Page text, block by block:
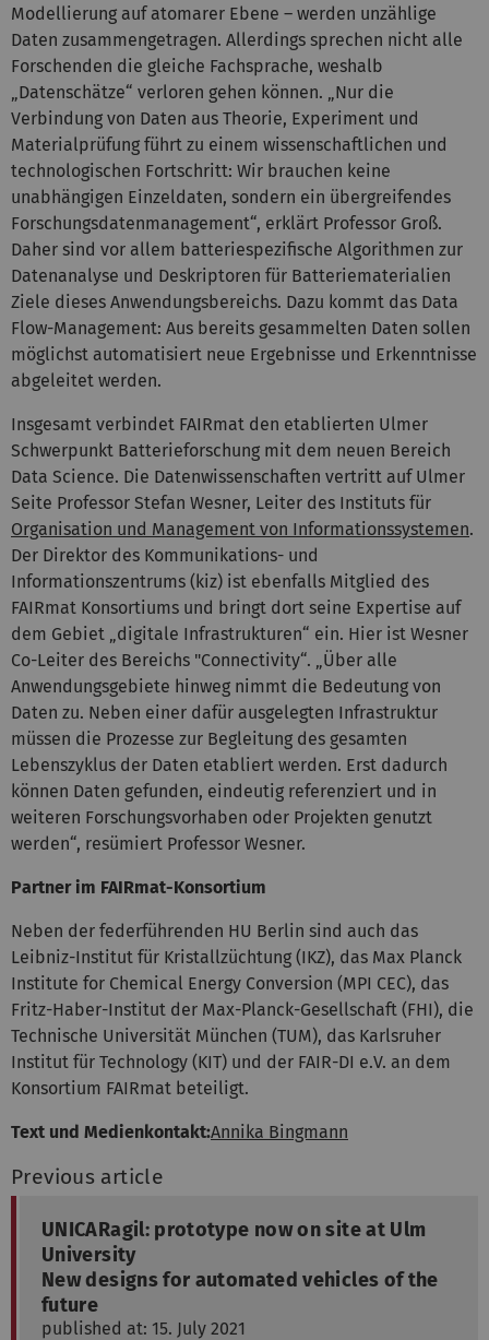
Modellierung auf atomarer Ebene – werden unzählige
Daten zusammengetragen. Allerdings sprechen nicht alle
Forschenden die gleiche Fachsprache, weshalb
„Datenschätze“ verloren gehen können. „Nur die
Verbindung von Daten aus Theorie, Experiment und
Materialprüfung führt zu einem wissenschaftlichen und
technologischen Fortschritt: Wir brauchen keine
unabhängigen Einzeldaten, sondern ein übergreifendes
Forschungsdatenmanagement“, erklärt Professor Groß.
Daher sind vor allem batteriespezifische Algorithmen zur
Datenanalyse und Deskriptoren für Batteriematerialien
Ziele dieses Anwendungsbereichs. Dazu kommt das Data
Flow-Management: Aus bereits gesammelten Daten sollen
möglichst automatisiert neue Ergebnisse und Erkenntnisse
abgeleitet werden.
Insgesamt verbindet FAIRmat den etablierten Ulmer
Schwerpunkt Batterieforschung mit dem neuen Bereich
Data Science. Die Datenwissenschaften vertritt auf Ulmer
Seite Professor Stefan Wesner, Leiter des Instituts für
Organisation und Management von Informationssystemen.
Der Direktor des Kommunikations- und
Informationszentrums (kiz) ist ebenfalls Mitglied des
FAIRmat Konsortiums und bringt dort seine Expertise auf
dem Gebiet „digitale Infrastrukturen“ ein. Hier ist Wesner
Co-Leiter des Bereichs "Connectivity“. „Über alle
Anwendungsgebiete hinweg nimmt die Bedeutung von
Daten zu. Neben einer dafür ausgelegten Infrastruktur
müssen die Prozesse zur Begleitung des gesamten
Lebenszyklus der Daten etabliert werden. Erst dadurch
können Daten gefunden, eindeutig referenziert und in
weiteren Forschungsvorhaben oder Projekten genutzt
werden“, resümiert Professor Wesner.
Partner im FAIRmat-Konsortium
Neben der federführenden HU Berlin sind auch das
Leibniz-Institut für Kristallzüchtung (IKZ), das Max Planck
Institute for Chemical Energy Conversion (MPI CEC), das
Fritz-Haber-Institut der Max-Planck-Gesellschaft (FHI), die
Technische Universität München (TUM), das Karlsruher
Institut für Technology (KIT) und der FAIR-DI e.V. an dem
Konsortium FAIRmat beteiligt.
Text und Medienkontakt:Annika Bingmann
Previous article
UNICARagil: prototype now on site at Ulm
University
New designs for automated vehicles of the
future
published at: 15. July 2021